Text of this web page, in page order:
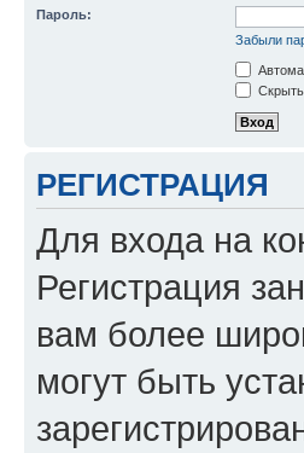
Пароль:
Забыли
РЕГИСТРАЦИЯ
Для входа на
Регистрация
вам более
могут быть